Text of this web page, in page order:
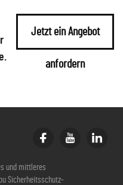
Jetzt ein Angebot
anfordern
und mittleres
Sicherheitsschutz-